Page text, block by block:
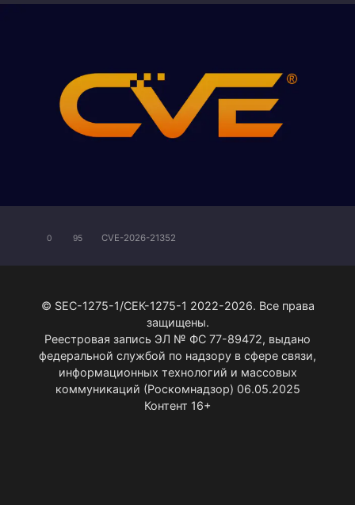
0 95 CVE-2026-21352
© SEC-1275-1/СЕК-1275-1 2022-2026. Все права
защищены.
Реестровая запись ЭЛ № ФС 77-89472, выдано
федеральной службой по надзору в сфере связи,
информационных технологий и массовых
коммуникаций (Роскомнадзор) 06.05.2025
Контент 16+